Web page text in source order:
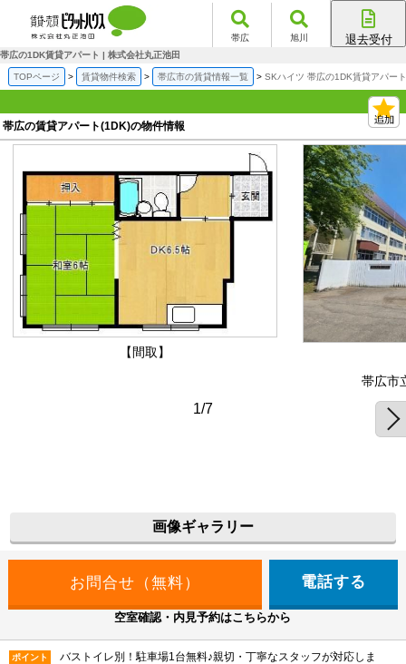
帯広 旭川 退去受付
帯広の1DK賃貸アパート | 株式会社丸正池田
TOPページ 賃貸物件検索 帯広市の賃貸情報一覧 SKハイツ 帯広の1DK賃貸アパート
帯広の賃貸アパート(1DK)の物件情報
【間取】
帯広市
1/7
画像ギャラリー
電話する
空室確認・内見予約はこちらから
ポイント
バストイレ別！駐車場1台無料♪親切・丁寧なスタッフが対応しま